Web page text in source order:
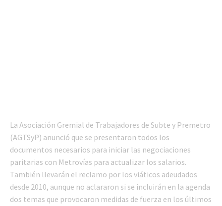
La Asociación Gremial de Trabajadores de Subte y Premetro
(AGTSyP) anunció que se presentaron todos los
documentos necesarios para iniciar las negociaciones
paritarias con Metrovías para actualizar los salarios.
También llevarán el reclamo por los viáticos adeudados
desde 2010, aunque no aclararon si se incluirán en la agenda
dos temas que provocaron medidas de fuerza en los últimos